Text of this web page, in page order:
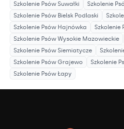
Szkolenie Psów Suwałki Szkolenie
Szkolenie Psów Bielsk Podlaski
Szkolenie Psów Hajnówka Szkolenie
Szkolenie Psów Wysokie Mazowieckie
Szkolenie Psów Siemiatycze
Szkolenie Psów Grajewo Szkolenie
Szkolenie Psów Łapy